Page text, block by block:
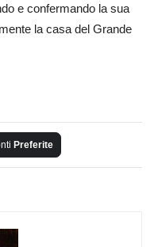
e confermando la sua
la casa del Grande
Preferite